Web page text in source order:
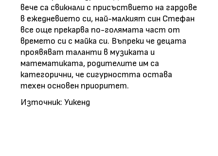
вече са свикнали с присъствието на гардове
в ежедневието си, най-малкият син Стефан
все още прекарва по-голямата част от
времето си с майка си. Въпреки че децата
проявяват таланти в музиката и
математиката, родителите им са
категорични, че сигурността остава
техен основен приоритет.
Източник: Уикенд